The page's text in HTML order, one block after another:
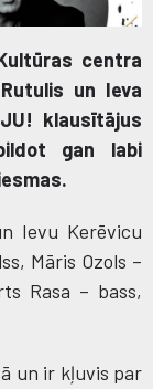
centra
un Ieva
klausītājus
gan labi
Ievu Kerēvicu
Māris Ozols –
Rasa – bass,
un ir kļuvis par